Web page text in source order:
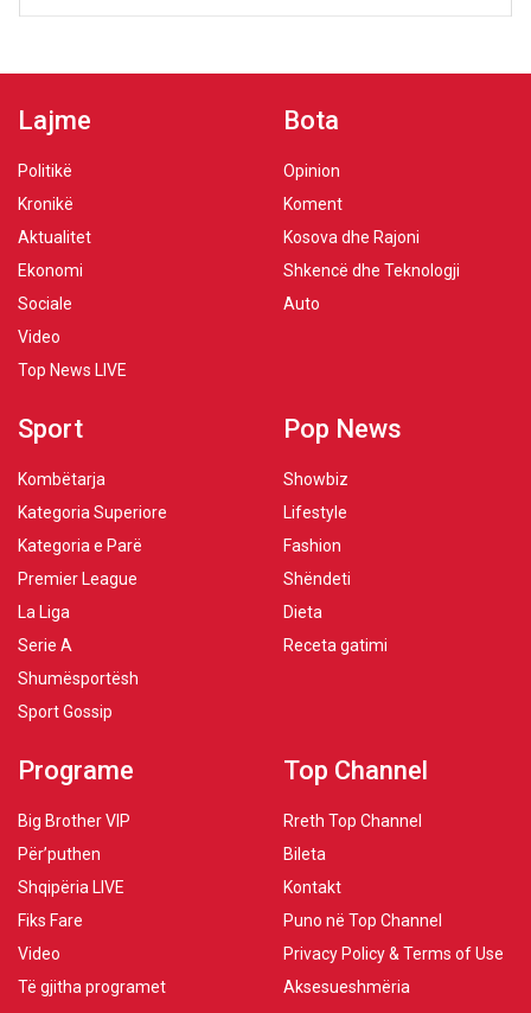
Lajme
Politikë
Kronikë
Aktualitet
Ekonomi
Sociale
Video
Top News LIVE
Bota
Opinion
Koment
Kosova dhe Rajoni
Shkencë dhe Teknologji
Auto
Sport
Kombëtarja
Kategoria Superiore
Kategoria e Parë
Premier League
La Liga
Serie A
Shumësportësh
Sport Gossip
Pop News
Showbiz
Lifestyle
Fashion
Shëndeti
Dieta
Receta gatimi
Programe
Big Brother VIP
Për’puthen
Shqipëria LIVE
Fiks Fare
Video
Të gjitha programet
Top Channel
Rreth Top Channel
Bileta
Kontakt
Puno në Top Channel
Privacy Policy & Terms of Use
Aksesueshmëria